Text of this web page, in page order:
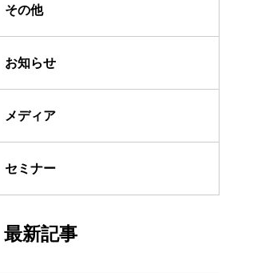
その他
お知らせ
メディア
セミナー
最新記事